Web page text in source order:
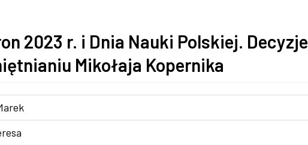
2023 r. i Dnia Nauki Polskiej. Decyzje
Mikołaja Kopernika